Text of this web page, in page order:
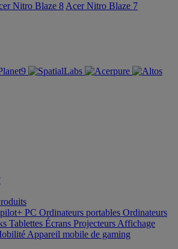
Nitro Blaze 8 Acer Nitro Blaze 7
PC Ordinateurs portables Ordinateurs
Tablettes Écrans Projecteurs Affichage
Appareil mobile de gaming